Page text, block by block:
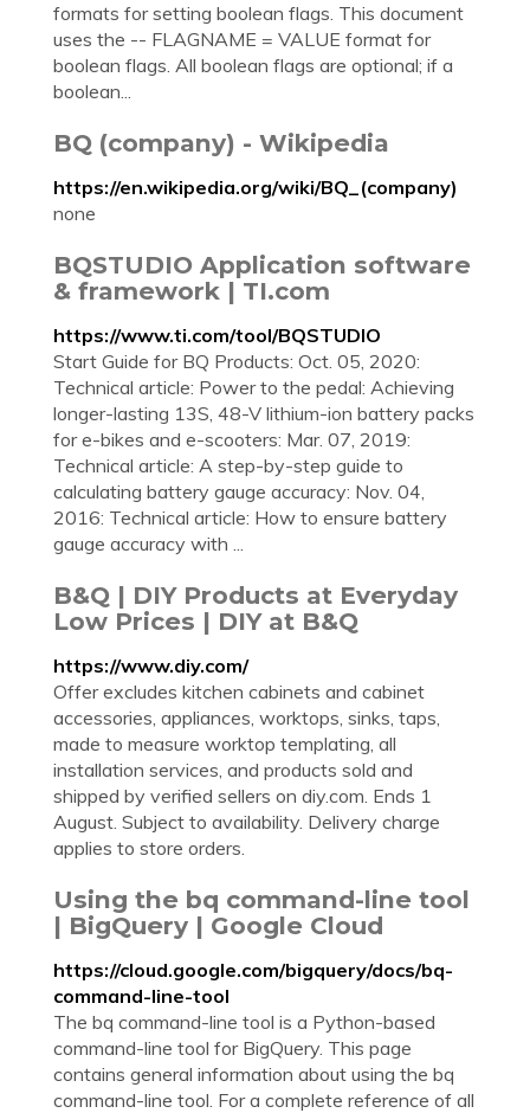
formats for setting boolean flags. This document
uses the -- FLAGNAME = VALUE format for
boolean flags. All boolean flags are optional; if a
boolean...
BQ (company) - Wikipedia
https://en.wikipedia.org/wiki/BQ_(company)
none
BQSTUDIO Application software
& framework | TI.com
https://www.ti.com/tool/BQSTUDIO
Start Guide for BQ Products: Oct. 05, 2020:
Technical article: Power to the pedal: Achieving
longer-lasting 13S, 48-V lithium-ion battery packs
for e-bikes and e-scooters: Mar. 07, 2019:
Technical article: A step-by-step guide to
calculating battery gauge accuracy: Nov. 04,
2016: Technical article: How to ensure battery
gauge accuracy with ...
B&Q | DIY Products at Everyday
Low Prices | DIY at B&Q
https://www.diy.com/
Offer excludes kitchen cabinets and cabinet
accessories, appliances, worktops, sinks, taps,
made to measure worktop templating, all
installation services, and products sold and
shipped by verified sellers on diy.com. Ends 1
August. Subject to availability. Delivery charge
applies to store orders.
Using the bq command-line tool
| BigQuery | Google Cloud
https://cloud.google.com/bigquery/docs/bq-
command-line-tool
The bq command-line tool is a Python-based
command-line tool for BigQuery. This page
contains general information about using the bq
command-line tool. For a complete reference of all